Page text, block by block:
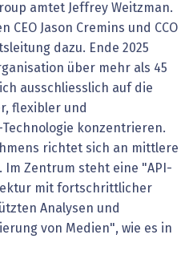
amtet Jeffrey Weitzman.
CEO Jason Cremins und CCO
dazu. Ende 2025
über mehr als 45
ausschliesslich auf die
flexibler und
konzentrieren.
richtet sich an mittlere
Im Zentrum steht eine "API-
mit fortschrittlicher
Analysen und
von Medien", wie es in